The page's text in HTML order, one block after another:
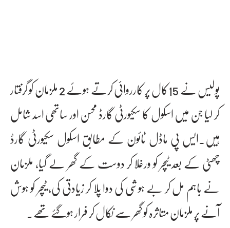
پولیس نے 15کال پر کارروائی کرتے ہوئے 2 ملزمان کو گرفتار
کر لیا جن میں اسکول کا سکیورٹی گارڈ محسن اور ساتھی اسد شامل
ہیں۔ایس پی ماڈل ٹائون کے مطابق اسکول سکیورٹی گارڈ
چھٹی کے بعد ٹیچر کو ورغلا کر دوست کے گھر لے گیا، ملزمان
نے باہم مل کر بے ہوشی کی دوا پلا کر زیادتی کی، ٹیچر کو ہوش
آنے پر ملزمان متاثرہ کو گھر سے نکال کر فرار ہوگئے تھے۔